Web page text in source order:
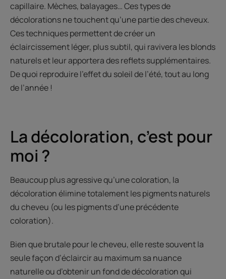
capillaire. Mèches, balayages… Ces types de
décolorations ne touchent qu’une partie des cheveux.
Ces techniques permettent de créer un
éclaircissement léger, plus subtil, qui ravivera les blonds
naturels et leur apportera des reflets supplémentaires.
De quoi reproduire l’effet du soleil de l’été, tout au long
de l’année !
La décoloration, c’est pour
moi ?
Beaucoup plus agressive qu’une coloration, la
décoloration élimine totalement les pigments naturels
du cheveu (ou les pigments d’une précédente
coloration).
Bien que brutale pour le cheveu, elle reste souvent la
seule façon d’éclaircir au maximum sa nuance
naturelle ou d’obtenir un fond de décoloration qui